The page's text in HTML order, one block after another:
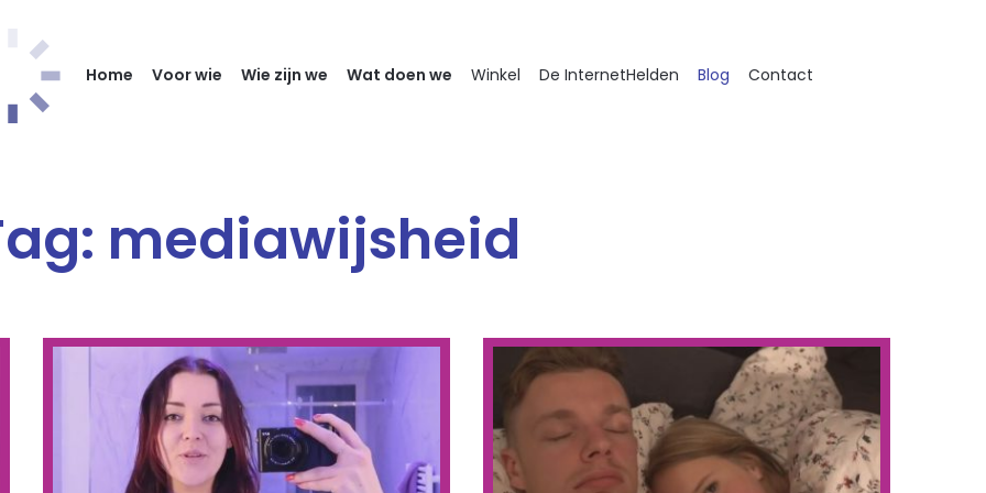
Home Voor wie Wie zijn we Wat doen we Winkel De InternetHelden Blog Contact
mediawijsheid